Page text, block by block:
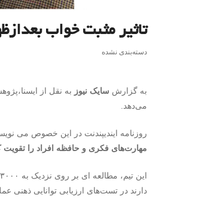
تاثیر مثبت خواب
دسته‌بندی نشده
به گزارش سایک نیوز به نقل از
می‌دهد.
روزنامه ایندیپندنت در این خصوص می
مهارت‌های فکری و حافظه افراد را تقویت
دارند در تست‌های ارزیابی توانایی ذهنی